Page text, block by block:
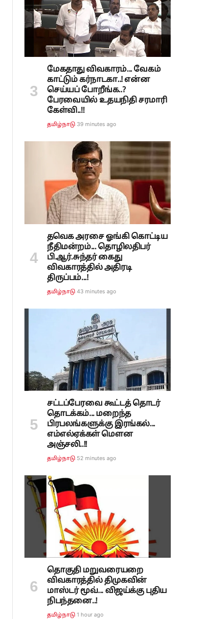
மேகதாது விவகாரம்... வேகம்
காட்டும் கர்நாடகா..! என்ன
செய்யப் போறீங்க..?
பேரவையில் உதயநிதி சரமாரி
கேள்வி..!!
தமிழ்நாடு 39 minutes ago
தவெக அரசை ஓங்கி கொட்டிய
நீதிமன்றம்... தொழிலதிபர்
பி.ஆர்.சுந்தர் கைது
விவகாரத்தில் அதிரடி
திருப்பம்...!
தமிழ்நாடு 43 minutes ago
சட்டப்பேரவை கூட்டத் தொடர்
தொடக்கம்... மறைந்த
பிரபலங்களுக்கு இரங்கல்...
எம்எல்ஏக்கள் மௌன
அஞ்சலி..!!
தமிழ்நாடு 52 minutes ago
தொகுதி மறுவரையறை
விவகாரத்தில் திமுகவின்
மாஸ்டர் மூவ்... விஜய்க்கு புதிய
நிபந்தனை..!
தமிழ்நாடு 1 hour ago